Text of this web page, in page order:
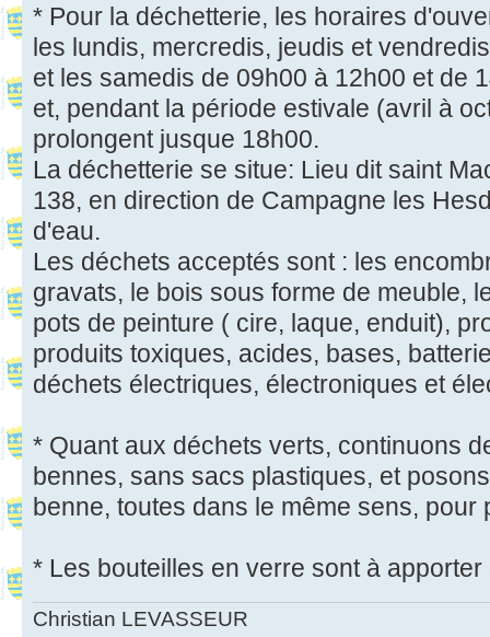
* Pour la déchetterie, les horaires
les lundis, mercredis, jeudis et
et les samedis de 09h00 à 12h00 et de
et, pendant la période estivale (avril à
prolongent jusque 18h00.
La déchetterie se situe: Lieu dit saint
138, en direction de Campagne les
d'eau.
Les déchets acceptés sont : les
gravats, le bois sous forme de meuble,
pots de peinture ( cire, laque, enduit),
produits toxiques, acides, bases,
déchets électriques, électroniques et
* Quant aux déchets verts, continuons
bennes, sans sacs plastiques, et
benne, toutes dans le même sens, pour
* Les bouteilles en verre sont à
Christian LEVASSEUR